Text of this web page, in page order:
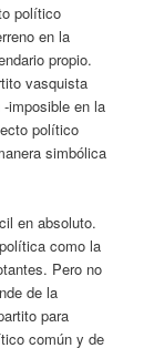
político
en la
propio.
vasquista
imposible en la
político
simbólica
en absoluto.
como la
Pero no
de la
para
común y de